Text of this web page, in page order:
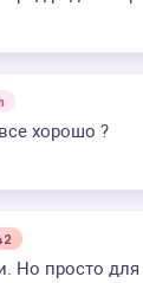
хорошо ?
Но просто для